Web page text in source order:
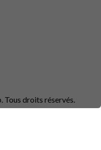
droits réservés.